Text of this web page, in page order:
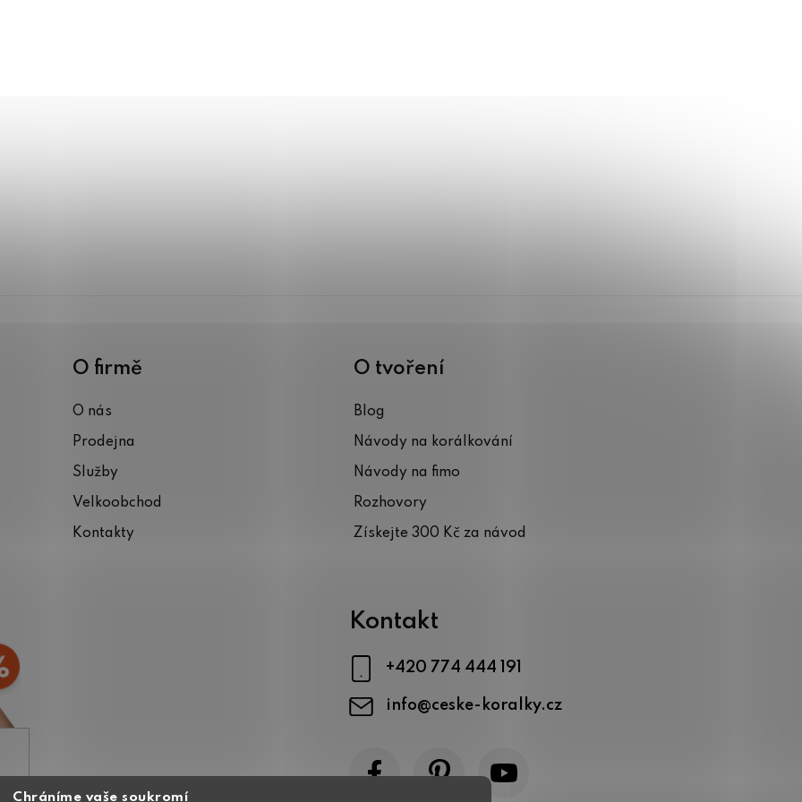
Chráníme vaše soukromí
O firmě
O nás
Prodejna
Služby
Velkoobchod
Kontakty
O tvoření
Blog
Návody na korálkování
Návody na fimo
Rozhovory
Získejte 300 Kč za návod
Kontakt
info@ceske-koralky.cz
+420 774 444 191